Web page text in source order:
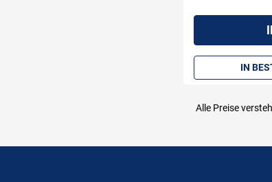
IN
Alle Preise